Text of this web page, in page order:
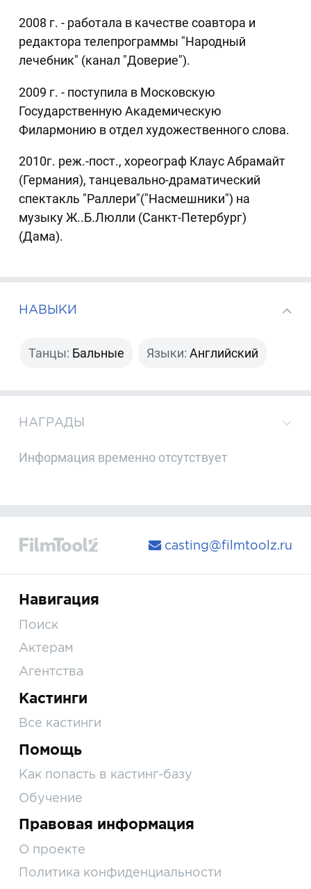
2008 г. - работала в качестве соавтора и
редактора телепрограммы "Народный
лечебник" (канал "Доверие").
2009 г. - поступила в Московскую
Государственную Академическую
Филармонию в отдел художественного слова.
2010г. реж.-пост., хореограф Клаус Абрамайт
(Германия), танцевально-драматический
спектакль "Раллери"("Насмешники") на
музыку Ж..Б.Люлли (Санкт-Петербург)
(Дама).
НАВЫКИ
Танцы: Бальные Языки: Английский
НАГРАДЫ
Информация временно отсутствует
casting@filmtoolz.ru
Навигация
Поиск
Актерам
Агентства
Кастинги
Все кастинги
Помощь
Как попасть в кастинг-базу
Обучение
Правовая информация
О проекте
Политика конфиденциальности